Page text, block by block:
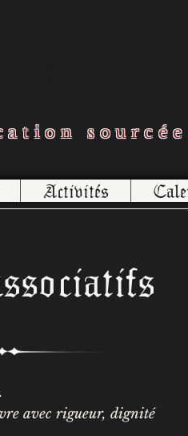
Activités
avec rigueur, dignité